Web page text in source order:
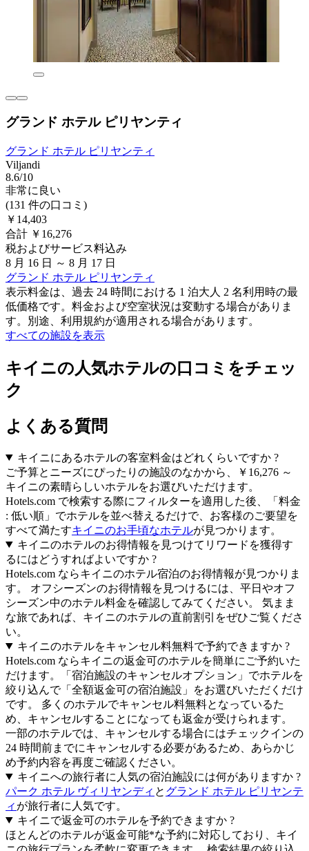
グランド ホテル ピリヤンティ
グランド ホテル ピリヤンティ
Viljandi
8.6/10
非常に良い
(131 件の口コミ)
￥14,403
合計 ￥16,276
税およびサービス料込み
8 月 16 日 ～ 8 月 17 日
グランド ホテル ピリヤンティ
表示料金は、過去 24 時間における 1 泊大人 2 名利用時の最
低価格です。料金および空室状況は変動する場合がありま
す。別途、利用規約が適用される場合があります。
すべての施設を表示
キイニの人気ホテルの口コミをチェッ
ク
よくある質問
キイニにあるホテルの客室料金はどれくらいですか ?
ご予算とニーズにぴったりの施設のなかから、￥16,276 ～
キイニの素晴らしいホテルをお選びいただけます。
Hotels.com で検索する際にフィルターを適用した後、「料金
: 低い順」でホテルを並べ替えるだけで、お客様のご要望を
すべて満たすキイニのお手頃なホテルが見つかります。
キイニのホテルのお得情報を見つけてリワードを獲得す
るにはどうすればよいですか ?
Hotels.com ならキイニのホテル宿泊のお得情報が見つかりま
す。 オフシーズンのお得情報を見つけるには、平日やオフ
シーズン中のホテル料金を確認してみてください。 気まま
な旅であれば、キイニのホテルの直前割引をぜひご覧くださ
い。
キイニのホテルをキャンセル料無料で予約できますか ?
Hotels.com ならキイニの返金可のホテルを簡単にご予約いた
だけます。「宿泊施設のキャンセルオプション」でホテルを
絞り込んで「全額返金可の宿泊施設」をお選びいただくだけ
です。 多くのホテルでキャンセル料無料となっているた
め、キャンセルすることになっても返金が受けられます。
一部のホテルでは、キャンセルする場合にはチェックインの
24 時間前までにキャンセルする必要があるため、あらかじ
め予約内容を再度ご確認ください。
キイニへの旅行者に人気の宿泊施設には何がありますか ?
パーク ホテル ヴィリヤンディ と グランド ホテル ピリヤンテ
ィ が旅行者に人気です。
キイニで返金可のホテルを予約できますか ?
ほとんどのホテルが返金可能*な予約に対応しており、キイ